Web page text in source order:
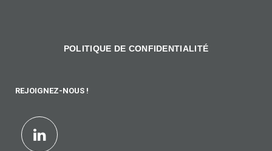
POLITIQUE DE CONFIDENTIALITÉ
REJOIGNEZ-NOUS !